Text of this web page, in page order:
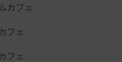
カフェ
フェ
フェ